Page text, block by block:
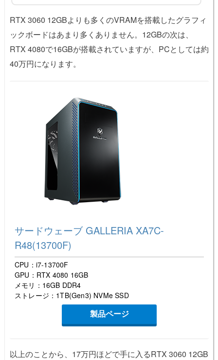
動作させることができます。VRAMとは？「VRAM」は、グラフィックボー
ため、VRAM量を検討することはそのまま...
RTX 3060 12GBよりも多くのVRAMを搭載したグラフィ
ックボードはあまり多くありません。12GBの次は、
RTX 4080で16GBが搭載されていますが、PCとしては約
40万円になります。
サードウェーブ GALLERIA XA7C-
R48(13700F)
CPU：i7-13700F
GPU：RTX 4080 16GB
メモリ：16GB DDR4
ストレージ：1TB(Gen3) NVMe SSD
製品ページ
以上のことから、17万円ほどで手に入るRTX 3060 12GB